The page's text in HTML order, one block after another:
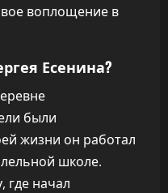
воплощение в
Есенина?
были
жизни он работал
школе.
где начал